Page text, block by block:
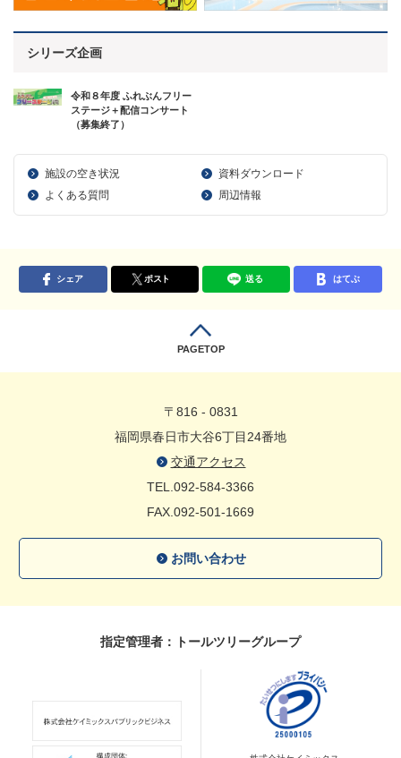
シリーズ企画
令和８年度 ふれぶんフリー
ステージ＋配信コンサート
（募集終了）
施設の空き状況
資料ダウンロード
よくある質問
周辺情報
シェア ポスト 送る はてぶ
PAGETOP
〒816 - 0831
福岡県春日市大谷6丁目24番地
交通アクセス
TEL.092-584-3366
FAX.092-501-1669
お問い合わせ
指定管理者：トールツリーグループ